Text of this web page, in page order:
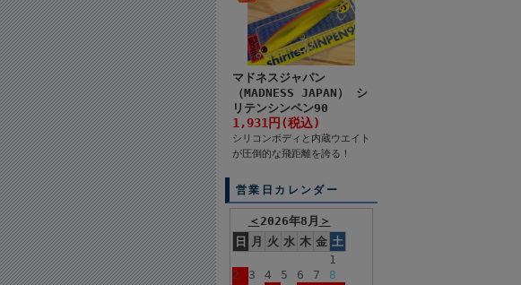
マドネスジャパン
（MADNESS JAPAN） シ
リテンシンペン90
1,931円(税込)
シリコンボディと内蔵ウエイト
が圧倒的な飛距離を誇る！
営業日カレンダー
＜ 2026年8月 ＞
日
月 火 水 木 金 土
1
2
3 4 5 6 7
8